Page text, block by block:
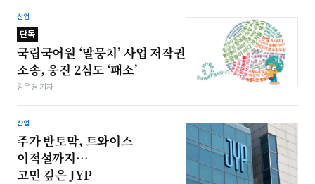
산업
단독
국립국어원 ‘말뭉치’ 사업 저작권
소송, 웅진 2심도 ‘패소’
강은경 기자
산업
주가 반토막, 트와이스
이적설까지…
고민 깊은 JYP